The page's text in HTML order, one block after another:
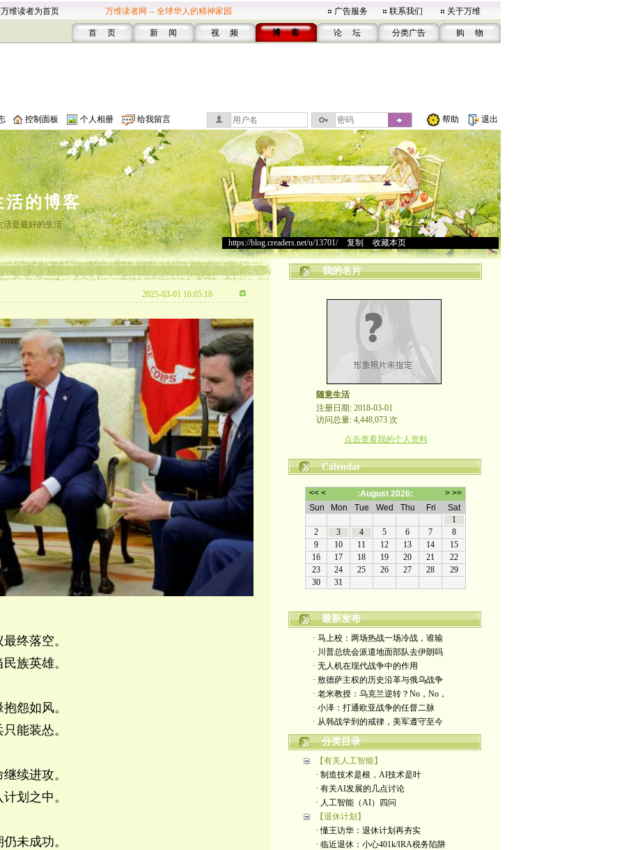
维读者为首页 万维读者网 -- 全球华人的精神家园 广告服务 联系我们 关于万维
首 页 新 闻 视 频 博 客 论 坛 分类广告 购 物
控制面板 个人相册 给我留言 帮助 退出
活的博客
活是最好的生活
https://blog.creaders.net/u/13701/> 复制 收藏本页
2025-03-01 16:05:18
终落空。
族英雄。
怨如风。
能装怂。
续进攻。
划之中。
未成功。
我的名片
随意生活
注册日期: 2018-03-01
访问总量: 4,448,073 次
点击查看我的个人资料
Calendar
最新发布
· 马上校：两场热战一场冷战，谁输
· 川普总统会派遣地面部队去伊朗吗
· 无人机在现代战争中的作用
· 敖德萨主权的历史沿革与俄乌战争
· 老米教授：乌克兰逆转？No，No，
· 小泽：打通欧亚战争的任督二脉
· 从韩战学到的戒律，美军遵守至今
分类目录
【有关人工智能】
· 制造技术是根，AI技术是叶
· 有关AI发展的几点讨论
· 人工智能（AI）四问
【退休计划】
· 懂王访华：退休计划再夯实
· 临近退休：小心401k/IRA税务陷阱